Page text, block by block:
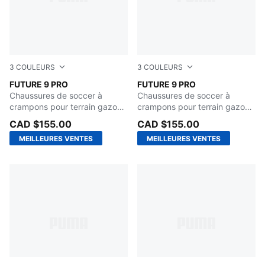
3 COULEURS
FUTURE 9 PRO
PUMA Black-Glowing Red-Strong Gray
Chaussures de soccer à
crampons pour terrain gazon
ou tapis d'herbe artificielle
pour enfants
CAD $155.00
MEILLEURES VENTES
3 COULEURS
FUTURE 9 PRO
Glowing Red-PUMA White-
Chaussures de soccer à
crampons pour terrain gazon
ou tapis d'herbe artificielle
pour enfants
CAD $155.00
MEILLEURES VENTES